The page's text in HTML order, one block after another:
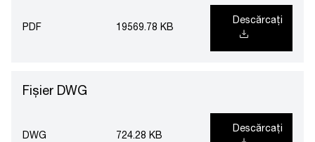
PDF 19569.78 KB
Descărcați
Fișier DWG
DWG 724.28 KB
Descărcați